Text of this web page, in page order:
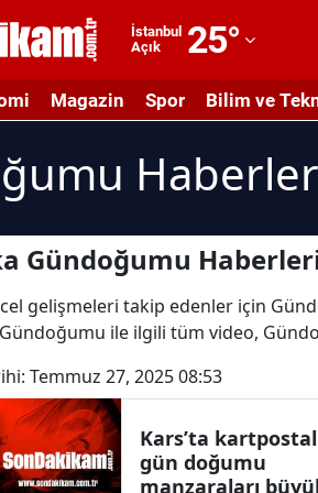
İstanbul
Açık
25°
Adıyaman
Afyonkarahisar
Amasya
Antalya
Artvin
Aydın
Balıkesir
Magazin Spor Bilim ve
Gündoğumu
gelişmeleri takip edenler için
ile ilgili tüm video,
Temmuz 27, 2025 08:53
Kars’ta
gün doğumu
manzaraları